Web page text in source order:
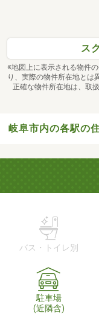
ス
※地図上に表示される物件
り、実際の物件所在地とは
正確な物件所在地は、取
岐阜市内の各駅の
バス・トイレ別
駐車場
(近隣含)